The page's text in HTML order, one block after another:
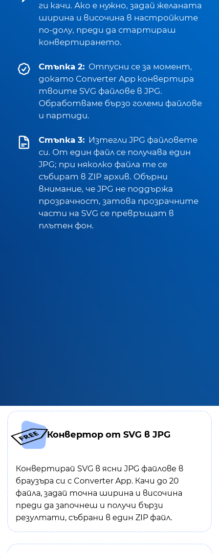
ги качи. Ако е нужно, задай желаната
ширина и височина в настройките
по-долу, преди да стартираш
конвертирането.
Стъпка 2: Отпусни се за момент,
докато Converter App конвертира
твоите SVG файлове в JPG.
Обработваме бързо големи файлове
и партиди.
Стъпка 3: Изтегли JPG файловете
си. От един файл се получава един
JPG; при няколко файла те се
събират в ZIP архив. Обърни
внимание, че JPG не поддържа
прозрачност, затова прозрачните
части на SVG се превръщат в
плътен фон.
Конвертор от SVG в JPG
Конвертирай SVG в ясни JPG файлове в
браузъра си с Converter App. Качи до 20
файла, задай точна ширина и височина
преди да започнеш и получи бързи
резултати, събрани в един ZIP файл.